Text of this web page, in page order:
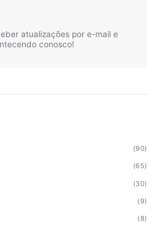
atualizações por e-mail e
conosco!
(90)
(65)
(30)
(9)
(8)